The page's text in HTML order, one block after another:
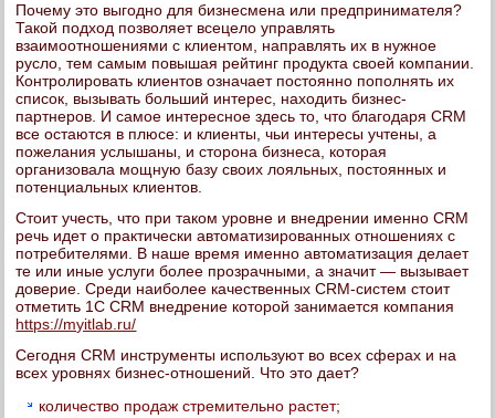
Почему это выгодно для бизнесмена или предпринимателя?
Такой подход позволяет всецело управлять
взаимоотношениями с клиентом, направлять их в нужное
русло, тем самым повышая рейтинг продукта своей компании.
Контролировать клиентов означает постоянно пополнять их
список, вызывать больший интерес, находить бизнес-
партнеров. И самое интересное здесь то, что благодаря CRM
все остаются в плюсе: и клиенты, чьи интересы учтены, а
пожелания услышаны, и сторона бизнеса, которая
организовала мощную базу своих лояльных, постоянных и
потенциальных клиентов.
Стоит учесть, что при таком уровне и внедрении именно CRM
речь идет о практически автоматизированных отношениях с
потребителями. В наше время именно автоматизация делает
те или иные услуги более прозрачными, а значит — вызывает
доверие. Среди наиболее качественных CRM-систем стоит
отметить 1С CRM внедрение которой занимается компания
https://myitlab.ru/
Сегодня CRM инструменты используют во всех сферах и на
всех уровнях бизнес-отношений. Что это дает?
количество продаж стремительно растет;